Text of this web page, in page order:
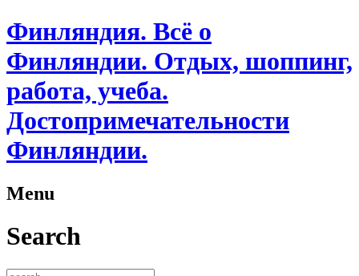
Финляндия. Всё о
Финляндии. Отдых, шоппинг,
работа, учеба.
Достопримечательности
Финляндии.
Menu
Search